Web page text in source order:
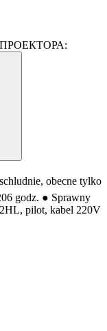
obecne tylko
godz. ● Sprawny
pilot, kabel 220V